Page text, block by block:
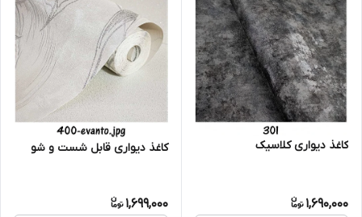
کاغذ دیواری کلاسیک
1,690,000
کاغذ دیواری قابل شست و شو
1,699,000